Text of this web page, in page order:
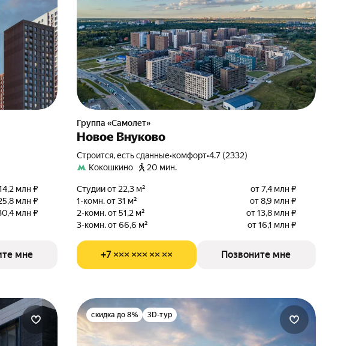
млн ₽
млн ₽
млн ₽
мне
Группа «Самолет»
Новое Внуково
Строится, есть сданные•комфорт•4.7 (2332)
Кокошкино
20 мин.
Студии от 22,3 м²
от 7,4 млн ₽
1-комн. от 31 м²
от 8,9 млн ₽
2-комн. от 51,2 м²
от 13,8 млн ₽
3-комн. от 66,6 м²
от 16,1 млн ₽
+7 ××× ××× ×× ×× Позвоните мне
скидка до 8% 3D-тур